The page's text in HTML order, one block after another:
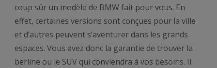
coup sûr un modèle de BMW fait pour vous. En
effet, certaines versions sont conçues pour la ville
et d’autres peuvent s’aventurer dans les grands
espaces. Vous avez donc la garantie de trouver la
berline ou le SUV qui conviendra à vos besoins. Il